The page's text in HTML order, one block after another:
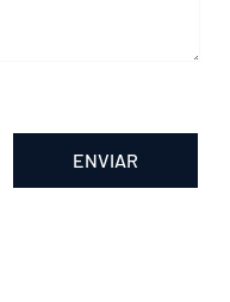
ENVIAR